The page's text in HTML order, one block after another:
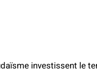
investissent le